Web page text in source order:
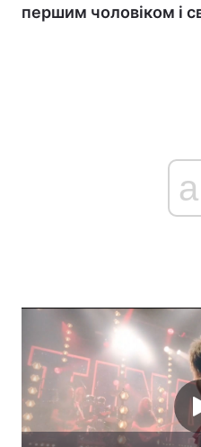
першим чоловіком і